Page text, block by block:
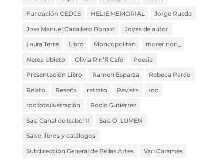
Fundación CEDCS HELIE MEMORIAL Jorge Rueda
Jose Manuel Caballero Bonald Joyas de autor
Laura Terré Libro Mondopolitan morer non_
Nerea Ubieto Olivia R’n’R Café Poesia
Presentación Libro Ramon Esparza Rebeca Pardo
Relato Reseña retrato Revista roc
roc fotoilustración Rocío Gutiérrez
Sala Canal de Isabel II Sala O_LUMEN
Salvo libros y catálogos
Subdirección General de Bellas Artes Vari Caramés